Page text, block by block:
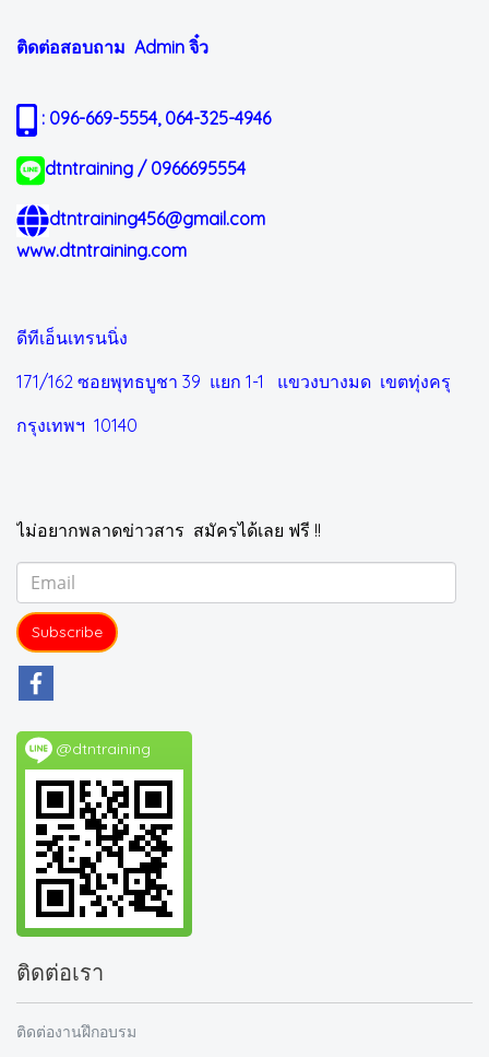
ติดต่อสอบถาม Admin จิ๋ว
: 096-669-5554, 064-325-4946
dtntraining / 0966695554
dtntraining456@gmail.com
www.dtntraining.com
ดีทีเอ็นเทรนนิ่ง
171/162 ซอยพุทธบูชา 39 แยก 1-1 แขวงบางมด เขตทุ่งครุ
กรุงเทพฯ 10140
ไม่อยากพลาดข่าวสาร สมัครได้เลย ฟรี !!
Subscribe
@dtntraining
ติดต่อเรา
ติดต่องานฝึกอบรม